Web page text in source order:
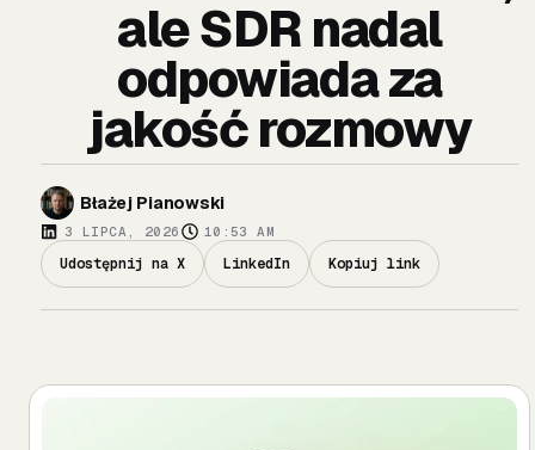
ale SDR nadal
odpowiada za
jakość rozmowy
Błażej Pianowski
3 LIPCA, 2026 10:53 AM
Udostępnij na X LinkedIn Kopiuj link